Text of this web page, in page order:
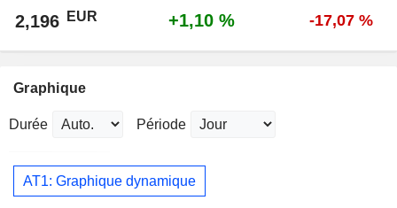
2,196 EUR +1,10 % -17,07 %
Graphique
Durée Période
AT1: Graphique dynamique